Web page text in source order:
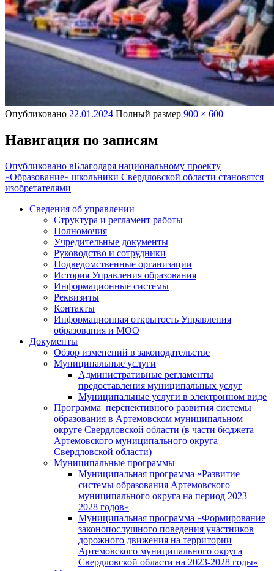
Опубликовано 22.01.2024 Полный размер 900 × 600
Навигация по записям
Опубликовано вБлагодаря национальному проекту
«Образование» школьники Свердловской области становятся
изобретателями
Сведения об управлении
Структура и регламент работы
Полномочия
Учредительные документы
Руководство и сотрудники
Подведомственные организации
История Управления образования
Информационные системы
Реквизиты
Контакты
Информационная открытость Управления
образования и МОО
Документы
Обзор изменений в законодательстве
Муниципальные услуги
Административные регламенты
предоставления муниципальных услуг
Муниципальные услуги в электронном виде
Программа перспективного развития системы
образования в Артемовском муниципальном
округе Свердловской области (в части бюджета
Артемовского муниципального округа
Свердловской области)
Муниципальные программы
Муниципальная программа «Развитие
системы образования Артемовского
муниципального округа на период 2023 –
2028 годов»
Муниципальная программа «Формирование
законопослушного поведения участников
дорожного движения на территории
Артемовского муниципального округа
Свердловской области на 2023-2028 годы»